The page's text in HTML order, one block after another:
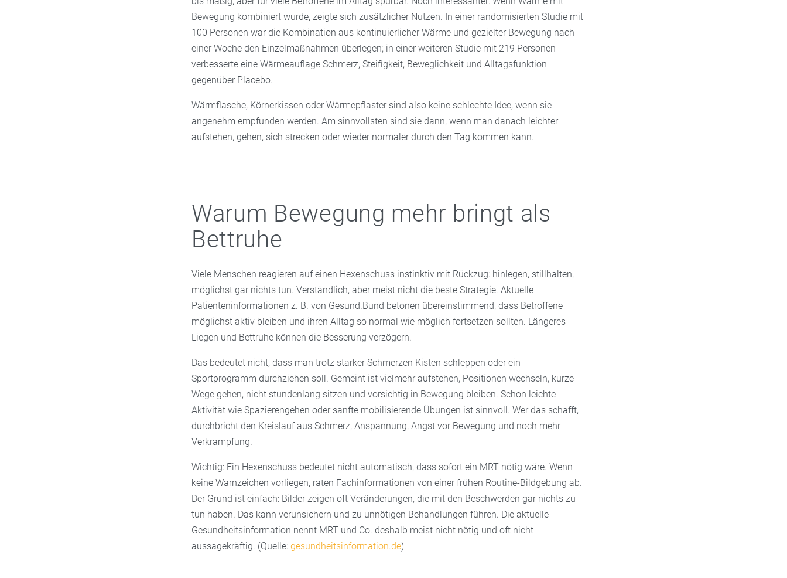
Bewegung kombiniert wurde, zeigte sich zusätzlicher Nutzen. In einer randomisierten Studie mit
100 Personen war die Kombination aus kontinuierlicher Wärme und gezielter Bewegung nach
einer Woche den Einzelmaßnahmen überlegen; in einer weiteren Studie mit 219 Personen
verbesserte eine Wärmeauflage Schmerz, Steifigkeit, Beweglichkeit und Alltagsfunktion
gegenüber Placebo.
Wärmflasche, Körnerkissen oder Wärmepflaster sind also keine schlechte Idee, wenn sie
angenehm empfunden werden. Am sinnvollsten sind sie dann, wenn man danach leichter
aufstehen, gehen, sich strecken oder wieder normaler durch den Tag kommen kann.
Warum Bewegung mehr bringt als
Bettruhe
Viele Menschen reagieren auf einen Hexenschuss instinktiv mit Rückzug: hinlegen, stillhalten,
möglichst gar nichts tun. Verständlich, aber meist nicht die beste Strategie. Aktuelle
Patienteninformationen z. B. von Gesund.Bund betonen übereinstimmend, dass Betroffene
möglichst aktiv bleiben und ihren Alltag so normal wie möglich fortsetzen sollten. Längeres
Liegen und Bettruhe können die Besserung verzögern.
Das bedeutet nicht, dass man trotz starker Schmerzen Kisten schleppen oder ein
Sportprogramm durchziehen soll. Gemeint ist vielmehr aufstehen, Positionen wechseln, kurze
Wege gehen, nicht stundenlang sitzen und vorsichtig in Bewegung bleiben. Schon leichte
Aktivität wie Spazierengehen oder sanfte mobilisierende Übungen ist sinnvoll. Wer das schafft,
durchbricht den Kreislauf aus Schmerz, Anspannung, Angst vor Bewegung und noch mehr
Verkrampfung.
Wichtig: Ein Hexenschuss bedeutet nicht automatisch, dass sofort ein MRT nötig wäre. Wenn
keine Warnzeichen vorliegen, raten Fachinformationen von einer frühen Routine-Bildgebung ab.
Der Grund ist einfach: Bilder zeigen oft Veränderungen, die mit den Beschwerden gar nichts zu
tun haben. Das kann verunsichern und zu unnötigen Behandlungen führen. Die aktuelle
Gesundheitsinformation nennt MRT und Co. deshalb meist nicht nötig und oft nicht
aussagekräftig. (Quelle: gesundheitsinformation.de)